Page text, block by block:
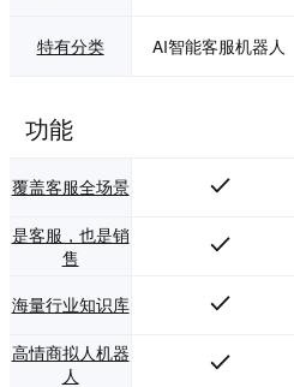
特有分类 AI智能客服机器人
功能
覆盖客服全场景
是客服，也是销
售
海量行业知识库
高情商拟人机器
人